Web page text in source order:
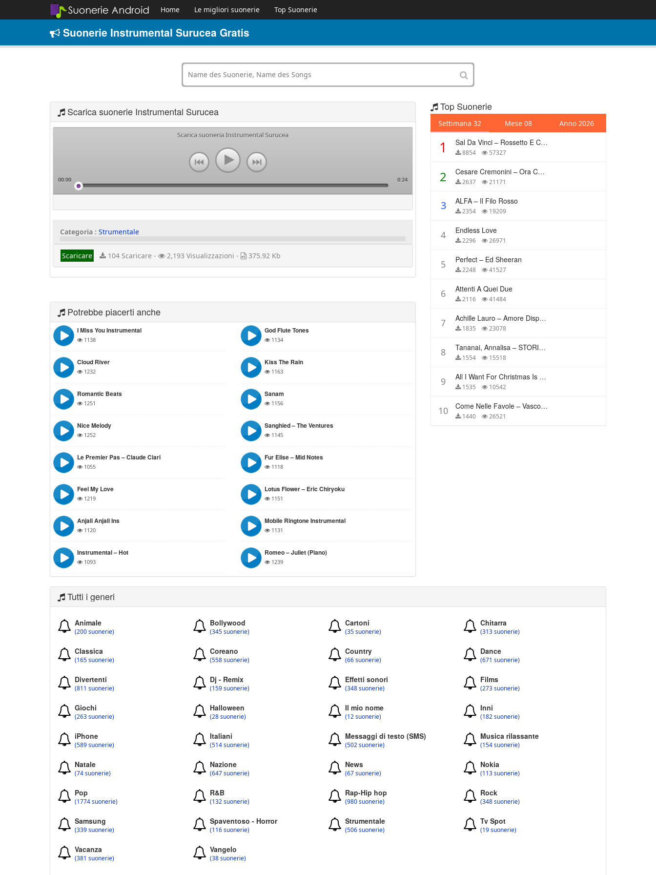
Home Le migliori suonerie Top Suonerie
Suonerie Instrumental Surucea Gratis
Scarica suonerie Instrumental Surucea
Scarica suoneria Instrumental Surucea
00:00 0:24
Categoria : Strumentale
Scaricare 104 Scaricare - 2,193 Visualizzazioni - 375.92 Kb
Potrebbe piacerti anche
I Miss You Instrumental
1138
God Flute Tones
1134
Cloud River
1232
Kiss The Rain
1163
Romantic Beats
1251
Sanam
1156
Nice Melody
1252
Sanghied – The Ventures
1145
Le Premier Pas – Claude Ciari
1055
Fur Elise – Mid Notes
1118
Feel My Love
1219
Lotus Flower – Eric Chiryoku
1151
Anjali Anjali Ins
1120
Mobile Ringtone Instrumental
1131
Instrumental – Hot
1093
Romeo – Juliet (piano)
1239
Top Suonerie
Settimana 32 Mese 08 Anno 2026
1 Sal Da Vinci – Rossetto E Caffè
8854 57327
2 Cesare Cremonini – Ora Che Non Ho Più Te
2637 21171
3 ALFA – Il Filo Rosso
2354 19209
4 Endless Love
2296 26971
5 Perfect – Ed Sheeran
2248 41527
6 Attenti A Quei Due
2116 41484
7 Achille Lauro – Amore Disperato
1835 23078
8 Tananai, Annalisa – STORIE BREVI
1554 15518
9 All I Want For Christmas Is You – Mariah Carey
1535 10542
10 Come Nelle Favole – Vasco Rossi
1440 26521
Tutti i generi
Animale
(200 suonerie)
Bollywood
(345 suonerie)
Cartoni
(35 suonerie)
Chitarra
(313 suonerie)
Classica
(165 suonerie)
Coreano
(558 suonerie)
Country
(66 suonerie)
Dance
(671 suonerie)
Divertenti
(811 suonerie)
Dj - Remix
(159 suonerie)
Effetti sonori
(348 suonerie)
Films
(273 suonerie)
Giochi
(263 suonerie)
Halloween
(28 suonerie)
Il mio nome
(12 suonerie)
Inni
(182 suonerie)
iPhone
(589 suonerie)
Italiani
(514 suonerie)
Messaggi di testo (SMS)
(502 suonerie)
Musica rilassante
(154 suonerie)
Natale
(74 suonerie)
Nazione
(647 suonerie)
News
(67 suonerie)
Nokia
(113 suonerie)
Pop
(1774 suonerie)
R&B
(132 suonerie)
Rap-Hip hop
(980 suonerie)
Rock
(348 suonerie)
Samsung
(339 suonerie)
Spaventoso - Horror
(116 suonerie)
Strumentale
(506 suonerie)
Tv Spot
(19 suonerie)
Vacanza
(381 suonerie)
Vangelo
(38 suonerie)